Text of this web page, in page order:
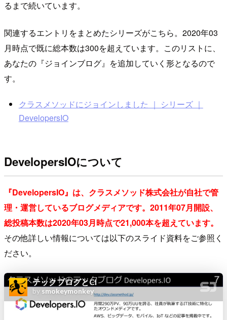
るまで続いています。
関連するエントリをまとめたシリーズがこちら。2020年03
月時点で既に総本数は300を超えています。このリストに、
あなたの『ジョインブログ』を追加していく形となるので
す。
クラスメソッドにジョインしました ｜ シリーズ ｜
DevelopersIO
DevelopersIOについて
『DevelopersIO』は、クラスメソッド株式会社が自社で管
理・運営しているブログメディアです。2011年07月開設、
総投稿本数は2020年03月時点で21,000本を超えています。
その他詳しい情報については以下のスライド資料をご参照く
ださい。